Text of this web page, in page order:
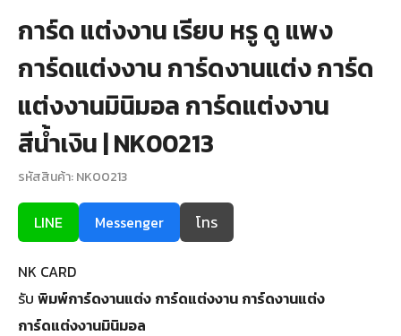
บทความ
การ์ด แต่งงาน เรียบ หรู ดู แพง
การ์ดแต่งงาน การ์ดงานแต่ง การ์ด
แต่งงานมินิมอล การ์ดแต่งงาน
สีน้ำเงิน | NK00213
รหัสสินค้า: NK00213
LINE Messenger โทร
NK CARD
รับ พิมพ์การ์ดงานแต่ง การ์ดแต่งงาน การ์ดงานแต่ง
การ์ดแต่งงานมินิมอล